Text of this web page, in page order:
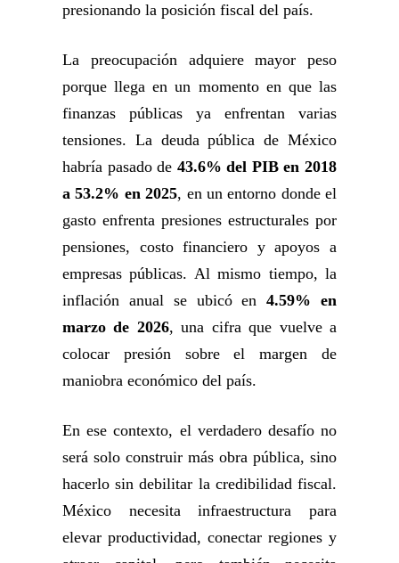
presionando la posición fiscal del país.
La preocupación adquiere mayor peso
porque llega en un momento en que las
finanzas públicas ya enfrentan varias
tensiones. La deuda pública de México
habría pasado de 43.6% del PIB en 2018
a 53.2% en 2025, en un entorno donde el
gasto enfrenta presiones estructurales por
pensiones, costo financiero y apoyos a
empresas públicas. Al mismo tiempo, la
inflación anual se ubicó en4.59% en
marzo de 2026, una cifra que vuelve a
colocar presión sobre el margen de
maniobra económico del país.
En ese contexto, el verdadero desafío no
será solo construir más obra pública, sino
hacerlo sin debilitar la credibilidad fiscal.
México necesita infraestructura para
elevar productividad, conectar regiones y